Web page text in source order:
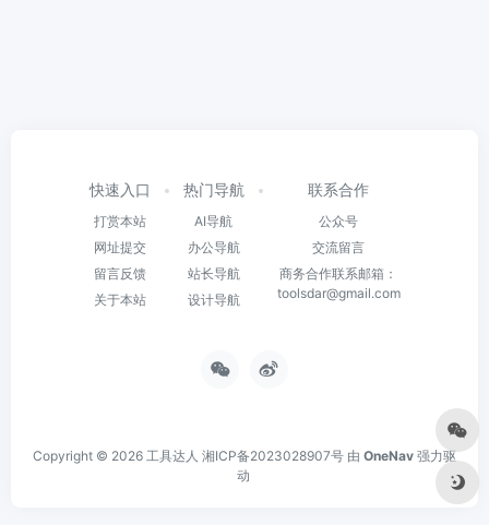
快速入口
打赏本站
网址提交
留言反馈
关于本站
热门导航
AI导航
办公导航
站长导航
设计导航
联系合作
公众号
交流留言
商务合作联系邮箱：
toolsdar@gmail.com
Copyright © 2026 工具达人 湘ICP备2023028907号 由 OneNav 强力驱
动